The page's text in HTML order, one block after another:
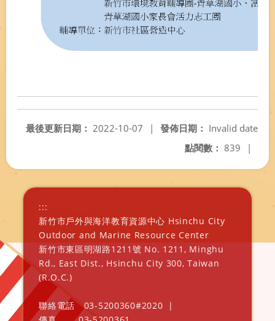
發佈日期： Invalid date
最後更新日期： 2022-10-07
|
點閱數： 839 |
:::
新竹市戶外與海洋教育資源中心 Hsinchu City
Outdoor and Marine Resource Center
新竹市東區明湖路1211號 No. 1211, Minghu
Rd., East Dist., Hsinchu City 300, Taiwan
(R.O.C.)
聯絡電話 03-5200360#2020
|